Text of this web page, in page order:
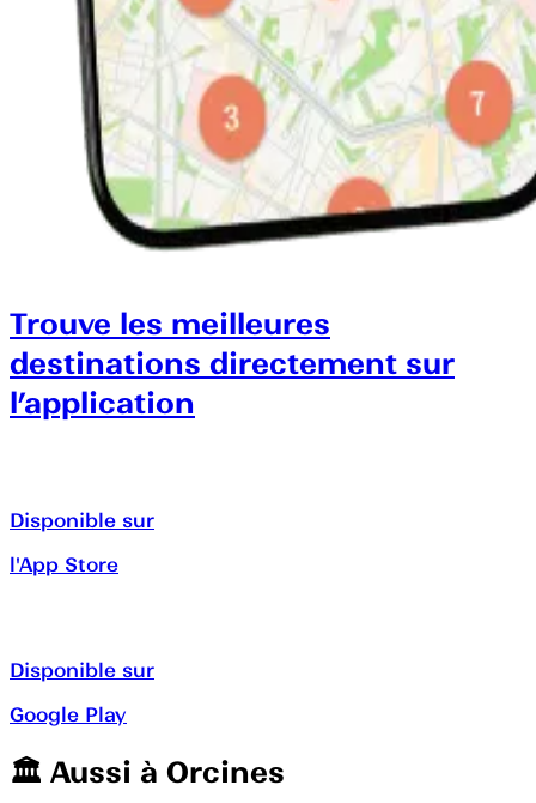
Trouve les meilleures
destinations directement sur
l’application
Disponible sur
l'App Store
Disponible sur
Google Play
🏛️️ Aussi à Orcines